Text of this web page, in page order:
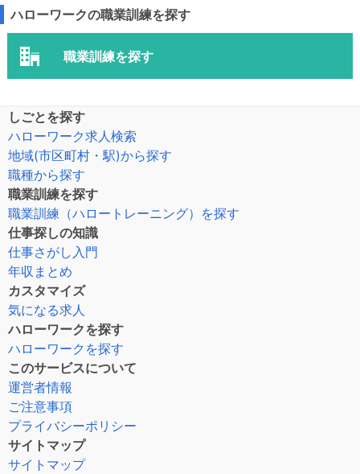
ハローワークの職業訓練を探す
職業訓練を探す
しごとを探す
ハローワーク求人検索
地域(市区町村・駅)から探す
職種から探す
職業訓練を探す
職業訓練（ハロートレーニング）を探す
仕事探しの知識
仕事さがし入門
年収まとめ
カスタマイズ
気になる求人
ハローワークを探す
ハローワークを探す
このサービスについて
運営者情報
ご注意事項
プライバシーポリシー
サイトマップ
サイトマップ